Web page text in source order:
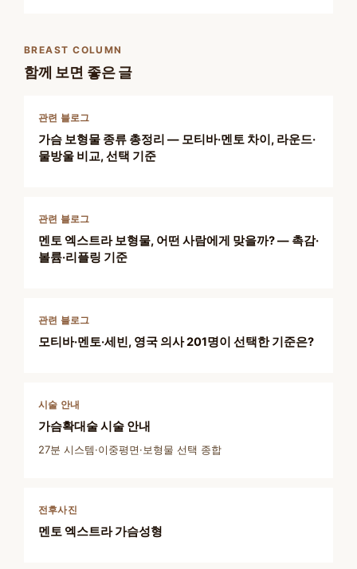
BREAST COLUMN
함께 보면 좋은 글
관련 블로그
가슴 보형물 종류 총정리 — 모티바·멘토 차이, 라운드·
물방울 비교, 선택 기준
관련 블로그
멘토 엑스트라 보형물, 어떤 사람에게 맞을까? — 촉감·
볼륨·리플링 기준
관련 블로그
모티바·멘토·세빈, 영국 의사 201명이 선택한 기준은?
시술 안내
가슴확대술 시술 안내
27분 시스템·이중평면·보형물 선택 종합
전후사진
멘토 엑스트라 가슴성형